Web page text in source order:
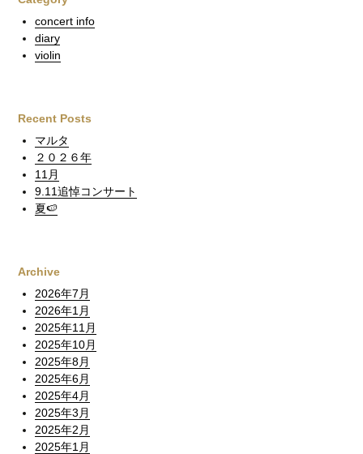
concert info
diary
violin
Recent Posts
マルタ
２０２６年
11月
9.11追悼コンサート
夏🍉
Archive
2026年7月
2026年1月
2025年11月
2025年10月
2025年8月
2025年6月
2025年4月
2025年3月
2025年2月
2025年1月